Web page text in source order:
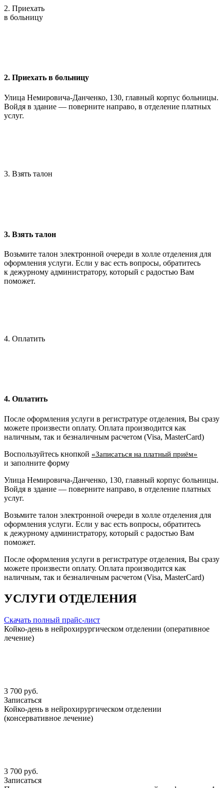
2. Приехать
в больницу
2. Приехать в больницу
Улица Немировича-Данченко, 130, главный корпус больницы.
Войдя в здание — поверните направо, в отделение платных
услуг.
3. Взять талон
3. Взять талон
Возьмите талон электронной очереди в холле отделения для
оформления услуги. Если у вас есть вопросы, обратитесь
к дежурному администратору, который с радостью Вам
поможет.
4. Оплатить
4. Оплатить
После оформления услуги в регистратуре отделения, Вы сразу
можете произвести оплату. Оплата производится как
наличным, так и безналичным расчетом (Visa, MasterCard)
Воспользуйтесь кнопкой «Записаться на платный приём»
и заполните форму
Улица Немировича-Данченко, 130, главный корпус больницы.
Войдя в здание — поверните направо, в отделение платных
услуг.
Возьмите талон электронной очереди в холле отделения для
оформления услуги. Если у вас есть вопросы, обратитесь
к дежурному администратору, который с радостью Вам
поможет.
После оформления услуги в регистратуре отделения, Вы сразу
можете произвести оплату. Оплата производится как
наличным, так и безналичным расчетом (Visa, MasterCard)
УСЛУГИ ОТДЕЛЕНИЯ
Скачать полный прайс-лист
Койко-день в нейрохирургическом отделении (оперативное
лечение)
3 700 руб.
Записаться
Койко-день в нейрохирургическом отделении
(консервативное лечение)
3 700 руб.
Записаться